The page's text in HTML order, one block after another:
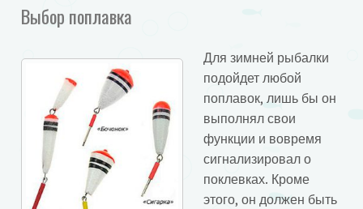
Выбор поплавка
Для зимней рыбалки
подойдет любой
поплавок, лишь бы он
выполнял свои
функции и вовремя
сигнализировал о
поклевках. Кроме
этого, он должен быть